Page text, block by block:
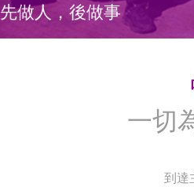
一切為了客戶，服務創
一切
到達